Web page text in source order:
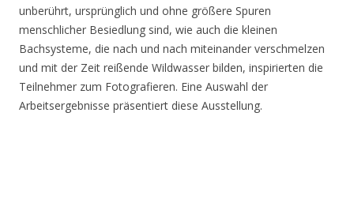
unberührt, ursprünglich und ohne größere Spuren
menschlicher Besiedlung sind, wie auch die kleinen
Bachsysteme, die nach und nach miteinander verschmelzen
und mit der Zeit reißende Wildwasser bilden, inspirierten die
Teilnehmer zum Fotografieren. Eine Auswahl der
Arbeitsergebnisse präsentiert diese Ausstellung.